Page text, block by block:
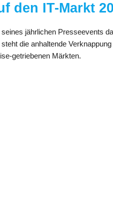
den IT-Markt
jährlichen Presseevents
die anhaltende
getriebenen Märkten.